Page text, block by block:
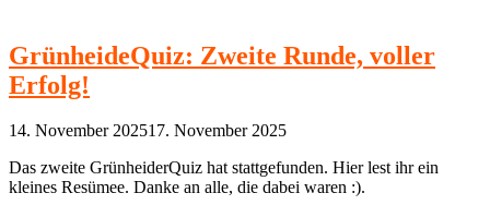
GrünheideQuiz: Zweite Runde, voller
Erfolg!
14. November 202517. November 2025
Das zweite GrünheiderQuiz hat stattgefunden. Hier lest ihr ein
kleines Resümee. Danke an alle, die dabei waren :).